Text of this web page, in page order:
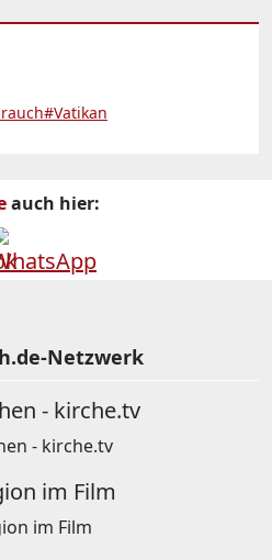
#Vatikan
auch hier:
Netzwerk
- kirche.tv
im Film